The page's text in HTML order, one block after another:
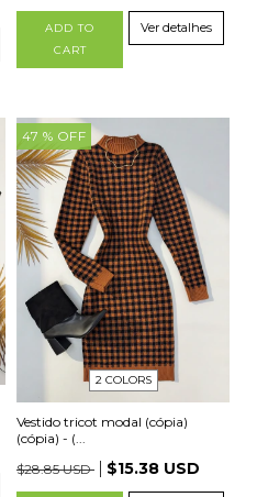
ADD TO
CART
Ver detalhes
47 % OFF
2 COLORS
Vestido tricot modal (cópia)
(cópia) - (...
$28.85 USD
$15.38 USD